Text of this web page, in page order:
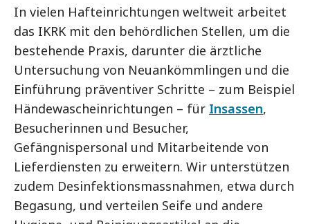
In vielen Hafteinrichtungen weltweit arbeitet
das IKRK mit den behördlichen Stellen, um die
bestehende Praxis, darunter die ärztliche
Untersuchung von Neuankömmlingen und die
Einführung präventiver Schritte – zum Beispiel
Händewascheinrichtungen – für Insassen,
Besucherinnen und Besucher,
Gefängnispersonal und Mitarbeitende von
Lieferdiensten zu erweitern. Wir unterstützen
zudem Desinfektionsmassnahmen, etwa durch
Begasung, und verteilen Seife und andere